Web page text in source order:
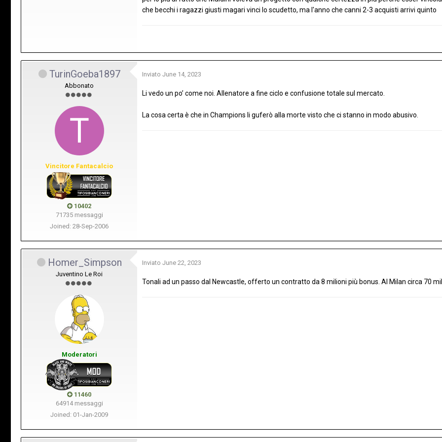
che becchi i ragazzi giusti magari vinci lo scudetto, ma l'anno che canni 2-3 acquisti arrivi quinto
TurinGoeba1897
Abbonato
Vincitore Fantacalcio
10402
71735 messaggi
Joined: 28-Sep-2006
Inviato June 14, 2023
Li vedo un po’ come noi. Allenatore a fine ciclo e confusione totale sul mercato.
La cosa certa è che in Champions li guferò alla morte visto che ci stanno in modo abusivo.
Homer_Simpson
Juventino Le Roi
Moderatori
11460
64914 messaggi
Joined: 01-Jan-2009
Inviato June 22, 2023
Tonali ad un passo dal Newcastle, offerto un contratto da 8 milioni più bonus. Al Milan circa 70